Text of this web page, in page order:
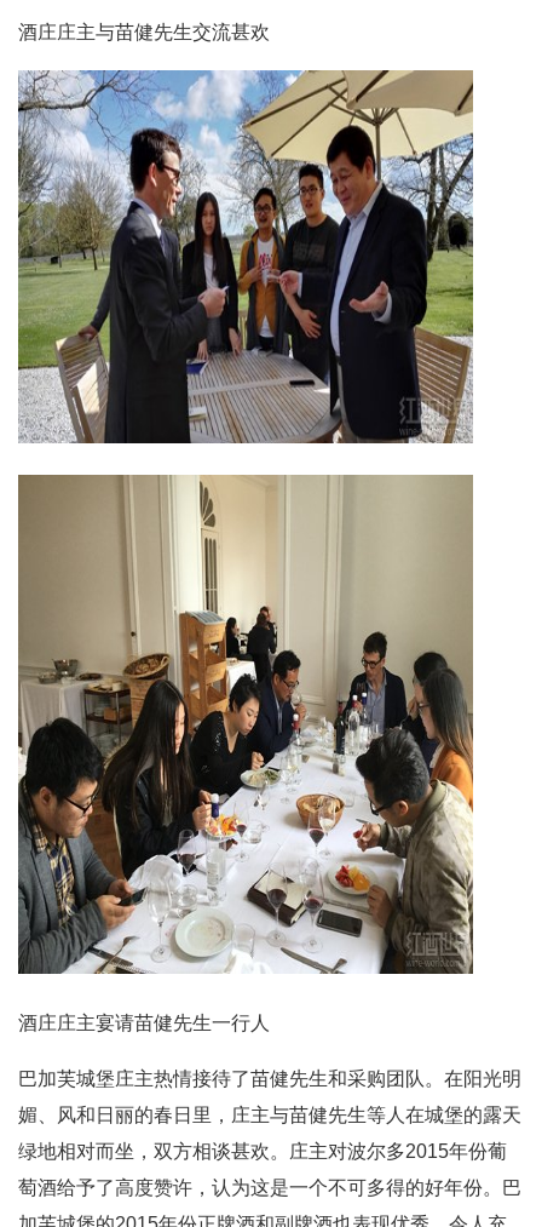
酒庄庄主与苗健先生交流甚欢
酒庄庄主宴请苗健先生一行人
巴加芙城堡庄主热情接待了苗健先生和采购团队。在阳光明
媚、风和日丽的春日里，庄主与苗健先生等人在城堡的露天
绿地相对而坐，双方相谈甚欢。庄主对波尔多2015年份葡
萄酒给予了高度赞许，认为这是一个不可多得的好年份。巴